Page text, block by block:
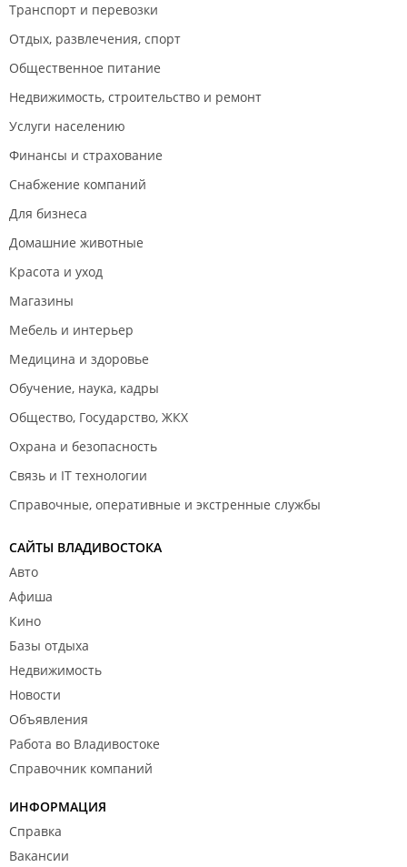
Транспорт и перевозки
Отдых, развлечения, спорт
Общественное питание
Недвижимость, строительство и ремонт
Услуги населению
Финансы и страхование
Снабжение компаний
Для бизнеса
Домашние животные
Красота и уход
Магазины
Мебель и интерьер
Медицина и здоровье
Обучение, наука, кадры
Общество, Государство, ЖКХ
Охрана и безопасность
Связь и IT технологии
Справочные, оперативные и экстренные службы
САЙТЫ ВЛАДИВОСТОКА
Авто
Афиша
Кино
Базы отдыха
Недвижимость
Новости
Объявления
Работа во Владивостоке
Справочник компаний
ИНФОРМАЦИЯ
Справка
Вакансии